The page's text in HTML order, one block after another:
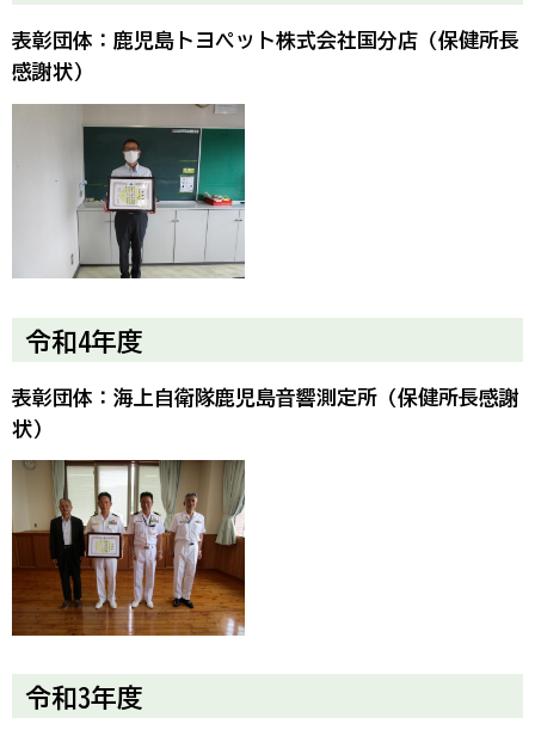
表彰団体：鹿児島トヨペット株式会社国分店（保健所長
感謝状）
令和4年度
表彰団体：海上自衛隊鹿児島音響測定所（保健所長感謝
状）
令和3年度